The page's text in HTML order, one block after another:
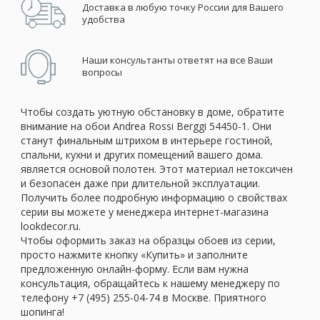
Доставка в любую точку России для Вашего
удобства
Наши консультанты ответят на все Ваши
вопросы
Чтобы создать уютную обстановку в доме, обратите
внимание на обои Andrea Rossi Berggi 54450-1. Они
станут финальным штрихом в интерьере гостиной,
спальни, кухни и других помещений вашего дома.
является основой полотен. Этот материал нетоксичен
и безопасен даже при длительной эксплуатации.
Получить более подробную информацию о свойствах
серии вы можете у менеджера интернет-магазина
lookdecor.ru.
Чтобы оформить заказ на образцы обоев из серии,
просто нажмите кнопку «Купить» и заполните
предложенную онлайн-форму. Если вам нужна
консультация, обращайтесь к нашему менеджеру по
телефону +7 (495) 255-04-74 в Москве. Приятного
шопинга!